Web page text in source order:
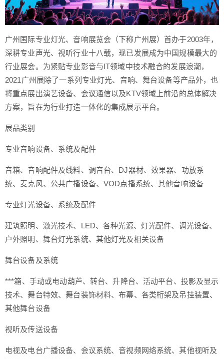
广州国际专业灯光、音响展览会（下称广州展）首办于2003年，
深耕专业声光、视听行业十八载，现已发展成为中国规模最大的
行业展会。为紧贴专业影音与IT领域中技术融合的发展浪潮，
2021广州展除了一系列专业灯光、音响、舞台设备等产品外，也
将重点展出演艺设备、会议通信以及KTV领域上前沿的总体解决
方案，旨在为行业打造一体化的集成展示平台。
展品类别
专业音响设备、系统及配件
音箱、音响配件及线料、调音台、DJ器材、效果器、功放系
统、麦克风、公共广播设备、VOD点播系统、其他音响设备
专业灯光设备、系统及配件
建筑照明、激光技术、LED、各种光源、灯光配件、调光设备、
户外照明、舞台灯光系统、其他灯光及相关设备
舞台设备及系统
***箱、手动或电动葫芦、转台、升降台、活动平台、投影及显示
技术、舞台特效、舞台装饰材料、布幕、各类桁架及吊挂装置、
其他舞台设备
视听及传送设备
电视及电台广播设备、会议系统、音视频网络系统、其他视听及